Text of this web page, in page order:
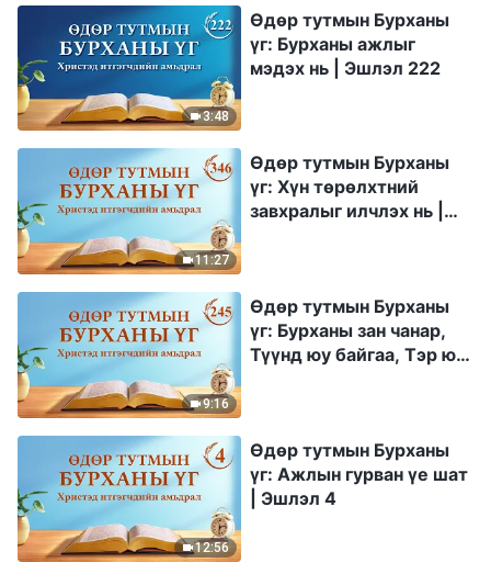
3:48
Өдөр тутмын Бурханы
үг: Бурханы ажлыг
мэдэх нь | Эшлэл 222
11:27
Өдөр тутмын Бурханы
үг: Хүн төрөлхтний
завхралыг илчлэх нь |
9:16
Өдөр тутмын Бурханы
үг: Бурханы зан чанар,
Түүнд юу байгаа, Тэр юу
12:56
Өдөр тутмын Бурханы
үг: Ажлын гурван үе шат
| Эшлэл 4